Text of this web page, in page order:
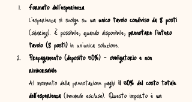
Formato dell’esperienza
L’esperienza si svolge su un unico tavolo condiviso da 8 posti
(sharing). È possibile, quando disponibile, prenotare l’intero
tavolo (8 posti) in un’unica soluzione.
Prepagamento (deposito 50%) – obbligatorio e non
rimborsabile
Al momento della prenotazione paghi il 50% del costo totale
dell’esperienza (bevande escluse). Questo importo è un